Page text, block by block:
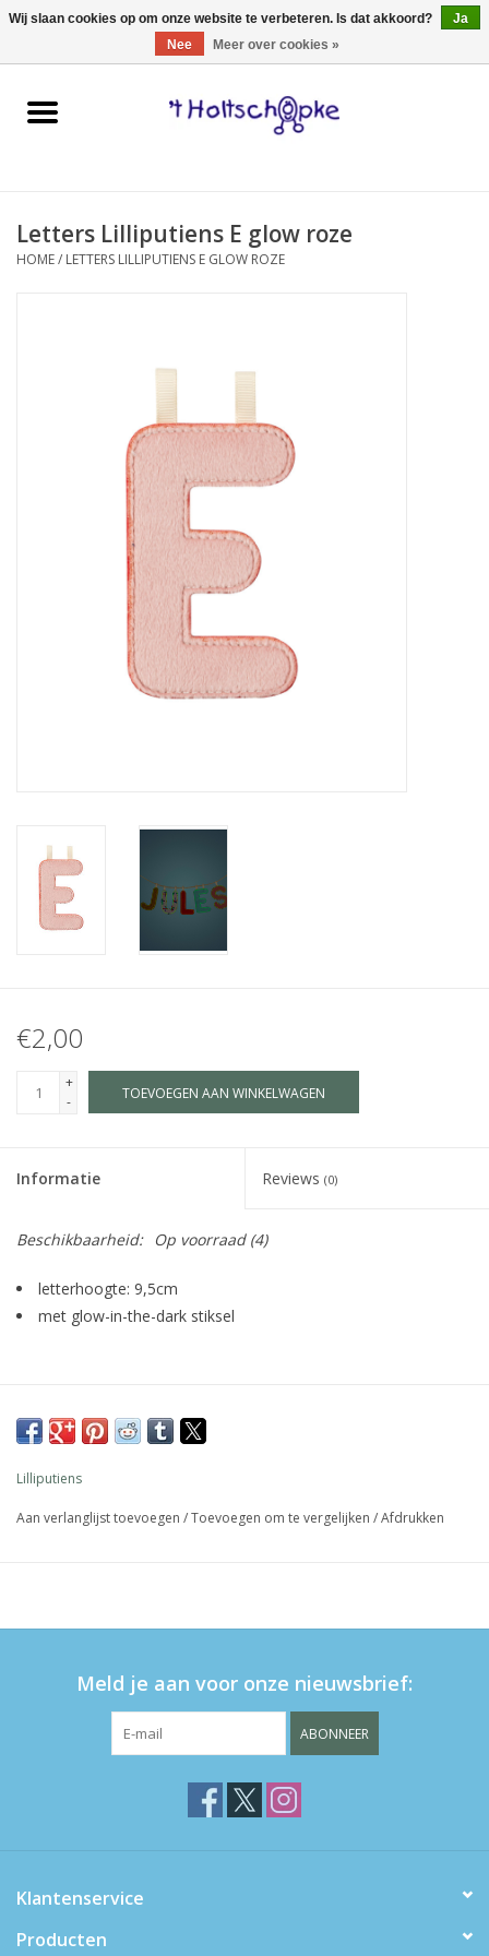
0 Artikelen - €0,00
Home
spellen
Merken
Letters Lilliputiens E glow roze
HOME/ LETTERS LILLIPUTIENS E GLOW ROZE
€2,00
+
-
TOEVOEGEN AAN WINKELWAGEN
Informatie Reviews (0)
Beschikbaarheid: Op voorraad(4)
letterhoogte: 9,5cm
met glow-in-the-dark stiksel
Lilliputiens
Aan verlanglijst toevoegen /Toevoegen om te vergelijken /Afdrukken
Meld je aan voor onze nieuwsbrief:
ABONNEER
Klantenservice
Producten
Wij slaan cookies op om onze website te verbeteren. Is dat akkoord?
Ja
Nee
Meer over cookies »